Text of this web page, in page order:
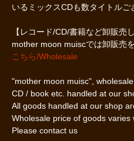
いるミックスCDも数タイトルご
【レコード/CD/書籍など卸販売
mother moon muiscでは卸販売
こちら/Wholesale
"mother moon muisc",
CD / book etc. handled at our
All goods handled at our shop
Wholesale price of goods varies
Please contact us